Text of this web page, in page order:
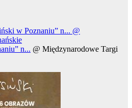
w Poznaniu” n... @
n... @ Międzynarodowe Targi